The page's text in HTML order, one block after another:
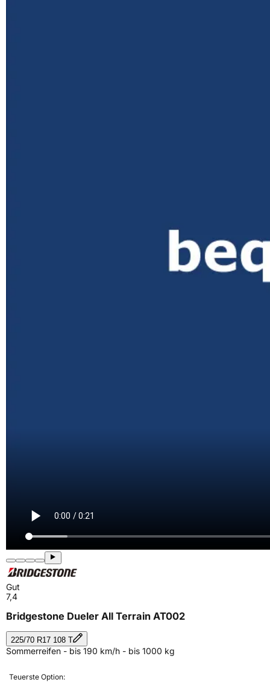
Gut
7,4
Bridgestone Dueler All Terrain AT002
225/70 R17 108 T
Sommerreifen - bis 190 km/h - bis 1000 kg
Teuerste Option: